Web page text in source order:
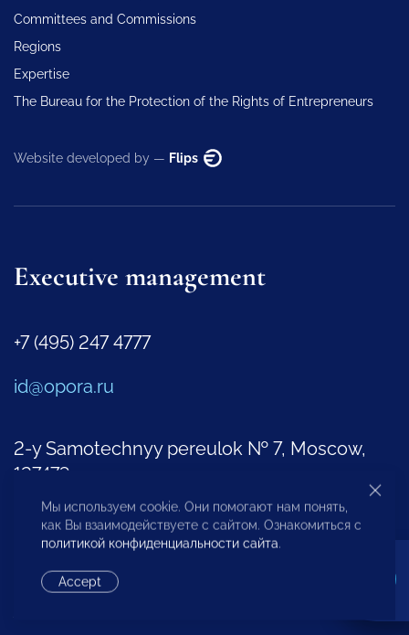
Committees and Commissions
Regions
Expertise
The Bureau for the Protection of the Rights of Entrepreneurs
Website developed by — Flips
Executive management
+7 (495) 247 4777
id@opora.ru
2-y Samotechnyy pereulok № 7, Moscow,
127473
Regional Offices
Representatives Abroad
Мы используем cookie. Они помогают нам понять,
как Вы взаимодействуете с сайтом. Ознакомиться с
политикой конфиденциальности сайта.
Accept